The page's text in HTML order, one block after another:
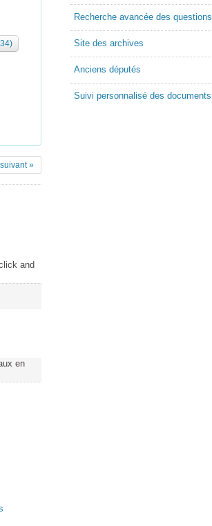
suivant »
and
en
Recherche avancée des questions
Site des archives
Anciens députés
Suivi personnalisé des documents